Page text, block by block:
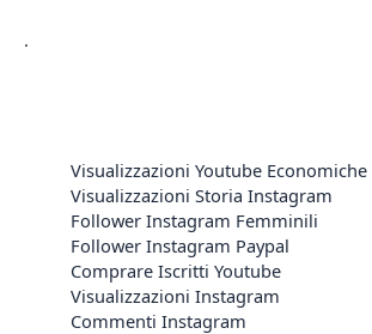
.
Visualizzazioni Youtube Economiche
Visualizzazioni Storia Instagram
Follower Instagram Femminili
Follower Instagram Paypal
Comprare Iscritti Youtube
Visualizzazioni Instagram
Commenti Instagram